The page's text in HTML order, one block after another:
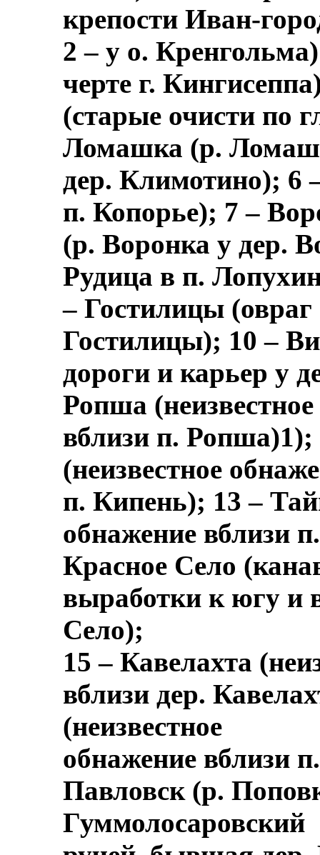
крепости Иван-
2 – у о.
черте г.
(старые очисти по
Ломашка (р.
дер. Климотино); 6
п. Копорье); 7 –
(р. Воронка у дер.
Рудица в п.
– Гостилицы (овраг
Гостилицы); 10 –
дороги и карьер у
Ропша
вблизи п.
(неизвестное
п. Кипень); 13 –
обнажение вблизи
Красное Село
выработки к югу и
Село);
15 – Кавелахта
вблизи дер.
(неизвестное
обнажение вблизи
Павловск (р.
Гуммолосаровский